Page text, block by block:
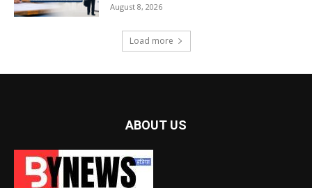
August 8, 2026
Load more
ABOUT US